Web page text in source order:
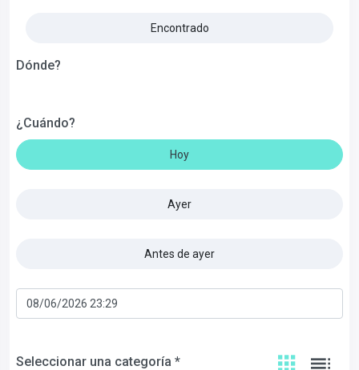
Encontrado
Dónde?
¿Cuándo?
Hoy
Ayer
Antes de ayer
Seleccionar una categoría *